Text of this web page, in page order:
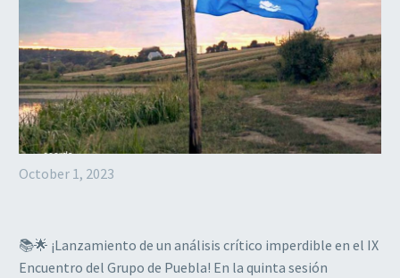
October 1, 2023
📚🌟 ¡Lanzamiento de un análisis crítico imperdible en el IX
Encuentro del Grupo de Puebla! En la quinta sesión